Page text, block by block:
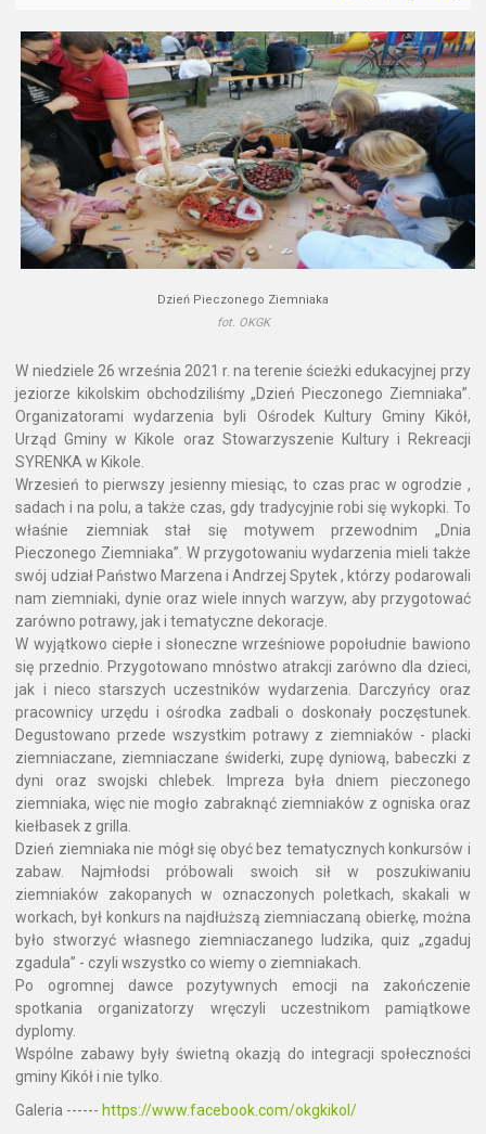
Dzień Pieczonego Ziemniaka
fot. OKGK
W niedziele 26 września 2021 r. na terenie ścieżki edukacyjnej przy
jeziorze kikolskim obchodziliśmy „Dzień Pieczonego Ziemniaka”.
Organizatorami wydarzenia byli Ośrodek Kultury Gminy Kikół,
Urząd Gminy w Kikole oraz Stowarzyszenie Kultury i Rekreacji
SYRENKA w Kikole.
Wrzesień to pierwszy jesienny miesiąc, to czas prac w ogrodzie ,
sadach i na polu, a także czas, gdy tradycyjnie robi się wykopki. To
właśnie ziemniak stał się motywem przewodnim „Dnia
Pieczonego Ziemniaka”. W przygotowaniu wydarzenia mieli także
swój udział Państwo Marzena i Andrzej Spytek , którzy podarowali
nam ziemniaki, dynie oraz wiele innych warzyw, aby przygotować
zarówno potrawy, jak i tematyczne dekoracje.
W wyjątkowo ciepłe i słoneczne wrześniowe popołudnie bawiono
się przednio. Przygotowano mnóstwo atrakcji zarówno dla dzieci,
jak i nieco starszych uczestników wydarzenia. Darczyńcy oraz
pracownicy urzędu i ośrodka zadbali o doskonały poczęstunek.
Degustowano przede wszystkim potrawy z ziemniaków - placki
ziemniaczane, ziemniaczane świderki, zupę dyniową, babeczki z
dyni oraz swojski chlebek. Impreza była dniem pieczonego
ziemniaka, więc nie mogło zabraknąć ziemniaków z ogniska oraz
kiełbasek z grilla.
Dzień ziemniaka nie mógł się obyć bez tematycznych konkursów i
zabaw. Najmłodsi próbowali swoich sił w poszukiwaniu
ziemniaków zakopanych w oznaczonych poletkach, skakali w
workach, był konkurs na najdłuższą ziemniaczaną obierkę, można
było stworzyć własnego ziemniaczanego ludzika, quiz „zgaduj
zgadula” - czyli wszystko co wiemy o ziemniakach.
Po ogromnej dawce pozytywnych emocji na zakończenie
spotkania organizatorzy wręczyli uczestnikom pamiątkowe
dyplomy.
Wspólne zabawy były świetną okazją do integracji społeczności
gminy Kikół i nie tylko.
Galeria ------ https://www.facebook.com/okgkikol/